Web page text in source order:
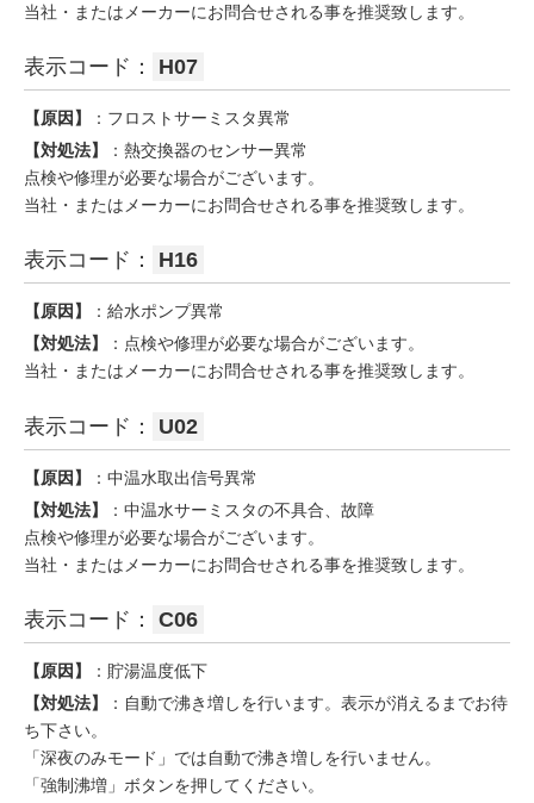
当社・またはメーカーにお問合せされる事を推奨致します。
表示コード： H07
【原因】
：フロストサーミスタ異常
【対処法】
：熱交換器のセンサー異常
点検や修理が必要な場合がございます。
当社・またはメーカーにお問合せされる事を推奨致します。
表示コード： H16
【原因】
：給水ポンプ異常
【対処法】
：点検や修理が必要な場合がございます。
当社・またはメーカーにお問合せされる事を推奨致します。
表示コード： U02
【原因】
：中温水取出信号異常
【対処法】
：中温水サーミスタの不具合、故障
点検や修理が必要な場合がございます。
当社・またはメーカーにお問合せされる事を推奨致します。
表示コード： C06
【原因】
：貯湯温度低下
【対処法】
：自動で沸き増しを行います。表示が消えるまでお待
ち下さい。
「深夜のみモード」では自動で沸き増しを行いません。
「強制沸増」ボタンを押してください。